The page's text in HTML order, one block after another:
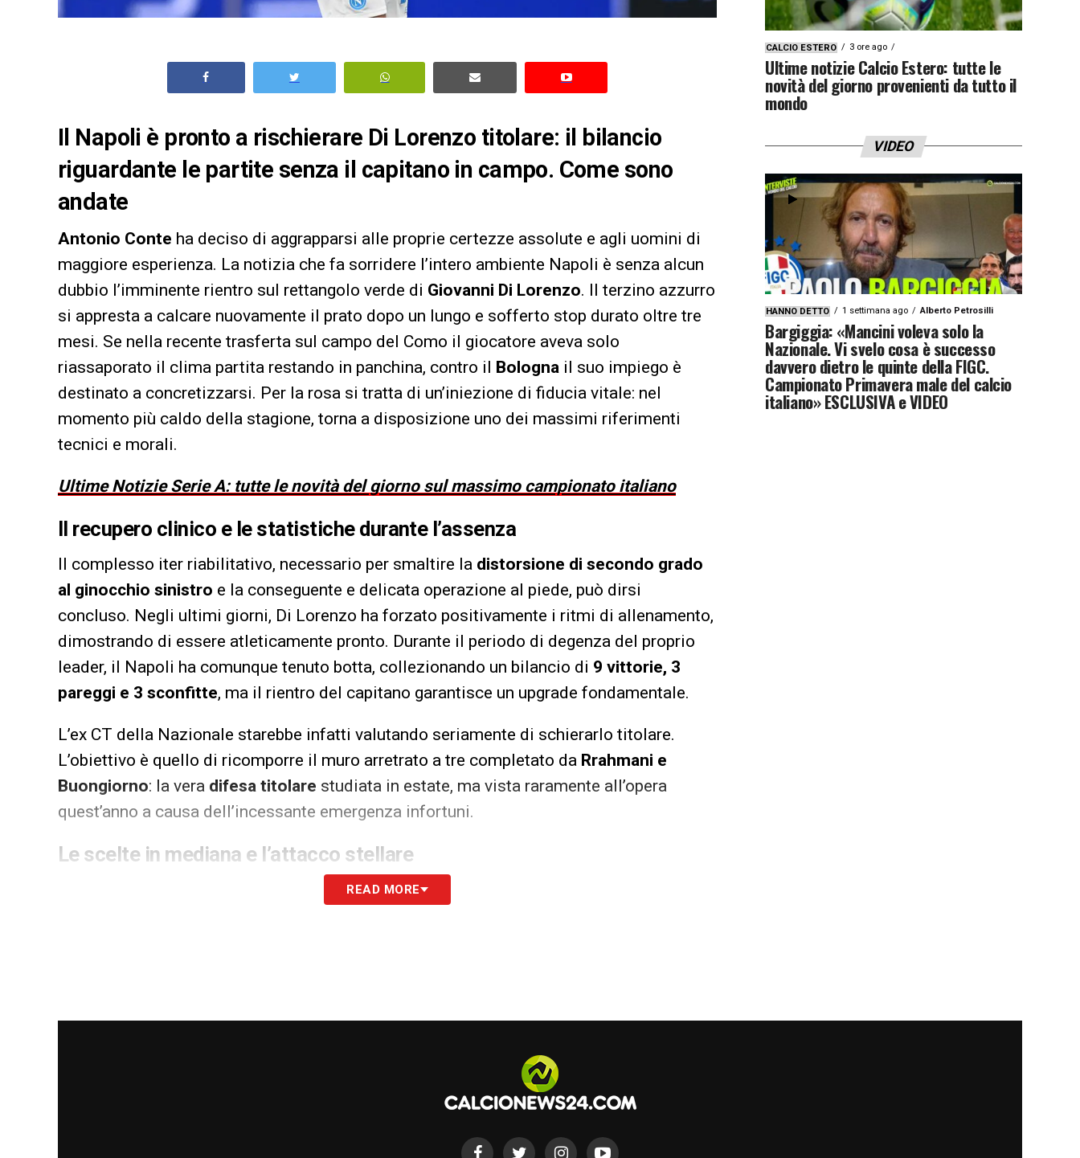
Il Napoli è pronto a rischierare Di Lorenzo titolare: il bilancio
riguardante le partite senza il capitano in campo. Come sono
andate
Antonio Conte ha deciso di aggrapparsi alle proprie certezze assolute e agli uomini di
maggiore esperienza. La notizia che fa sorridere l’intero ambiente Napoli è senza alcun
dubbio l’imminente rientro sul rettangolo verde di Giovanni Di Lorenzo. Il terzino azzurro
si appresta a calcare nuovamente il prato dopo un lungo e sofferto stop durato oltre tre
mesi. Se nella recente trasferta sul campo del Como il giocatore aveva solo
riassaporato il clima partita restando in panchina, contro il Bologna il suo impiego è
destinato a concretizzarsi. Per la rosa si tratta di un’iniezione di fiducia vitale: nel
momento più caldo della stagione, torna a disposizione uno dei massimi riferimenti
tecnici e morali.
Ultime Notizie Serie A: tutte le novità del giorno sul massimo campionato italiano
Il recupero clinico e le statistiche durante l’assenza
Il complesso iter riabilitativo, necessario per smaltire la distorsione di secondo grado
al ginocchio sinistro e la conseguente e delicata operazione al piede, può dirsi
concluso. Negli ultimi giorni, Di Lorenzo ha forzato positivamente i ritmi di allenamento,
dimostrando di essere atleticamente pronto. Durante il periodo di degenza del proprio
leader, il Napoli ha comunque tenuto botta, collezionando un bilancio di 9 vittorie, 3
pareggi e 3 sconfitte, ma il rientro del capitano garantisce un upgrade fondamentale.
L’ex CT della Nazionale starebbe infatti valutando seriamente di schierarlo titolare.
L’obiettivo è quello di ricomporre il muro arretrato a tre completato da Rrahmani e
Buongiorno: la vera difesa titolare studiata in estate, ma vista raramente all’opera
quest’anno a causa dell’incessante emergenza infortuni.
Le scelte in mediana e l’attacco stellare
Per superare l’ostica formazione guidata da Vincenzo Italiano, il Napoli punterà sui suoi
, i quali si contenderanno fino all’ultimo
READ MORE
CALCIO ESTERO 3 ore ago
Ultime notizie Calcio Estero: tutte le
novità del giorno provenienti da tutto il
mondo
VIDEO
HANNO DETTO 1 settimana ago Alberto Petrosilli
Bargiggia: «Mancini voleva solo la
Nazionale. Vi svelo cosa è successo
davvero dietro le quinte della FIGC.
Campionato Primavera male del calcio
italiano» ESCLUSIVA e VIDEO